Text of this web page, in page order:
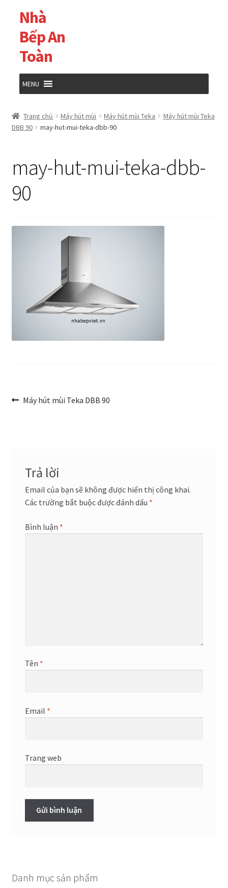
Đi
đến
Điều
hướng
Chuyển
đến
nội
dung
Nhà
Bếp An
Toàn
MENU
Cửa hàng
Giỏ hàng
Tài khoản của tôi
Trang chủ Máy hút mùi Máy hút mùi Teka
Máy hút mùi Teka
DBB 90
may-hut-mui-teka-dbb-90
may-hut-mui-teka-dbb-
90
Điều
Bài
Máy hút mùi Teka DBB 90
Trả lời
Email của bạn sẽ không được hiển thị công khai.
Các trường bắt buộc được đánh dấu *
Bình luận *
Tên *
Email *
Trang web
Danh mục sản phẩm